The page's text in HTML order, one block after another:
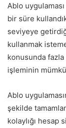
Ablo
bir süre
seviyeye
kullanmak
konusunda
işleminin
Ablo
şekilde
kolaylığı hesap